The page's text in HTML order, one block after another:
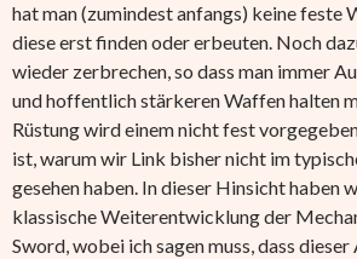
hat man (zumindest anfangs) keine feste
diese erst finden oder erbeuten. Noch
wieder zerbrechen, so dass man immer
und hoffentlich stärkeren Waffen halten
Rüstung wird einem nicht fest
ist, warum wir Link bisher nicht im
gesehen haben. In dieser Hinsicht haben
klassische Weiterentwicklung der
Sword, wobei ich sagen muss, dass